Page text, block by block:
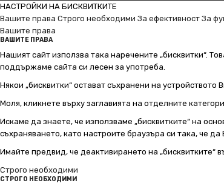
НАСТРОЙКИ НА БИСКВИТКИТЕ
Вашите права Строго необходими За ефективност За
Вашите права
ВАШИТЕ ПРАВА
Нашият сайт използва така наречените „бисквитки“.
поддържаме сайта си лесен за употреба.
Някои „бисквитки“ остават съхранени на
Моля, кликнете върху заглавията на отделните
Искаме да знаете, че използваме „бисквитките“ на
съхраняването, като настроите браузъра си така, че
Имайте предвид, че деактивирането на
Строго необходими
СТРОГО НЕОБХОДИМИ